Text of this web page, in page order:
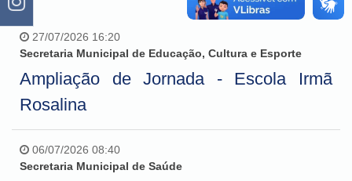
27/07/2026 16:20
Secretaria Municipal de Educação, Cultura e Esporte
Ampliação de Jornada - Escola Irmã
Rosalina
06/07/2026 08:40
Secretaria Municipal de Saúde